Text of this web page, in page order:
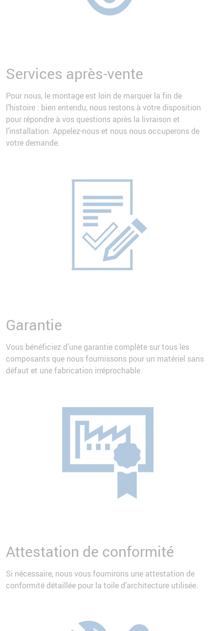
Services après-vente
Pour nous, le montage est loin de marquer la fin de
l’histoire : bien entendu, nous restons à votre disposition
pour répondre à vos questions après la livraison et
l’installation. Appelez-nous et nous nous occuperons de
votre demande.
Garantie
Vous bénéficiez d’une garantie complète sur tous les
composants que nous fournissons pour un matériel sans
défaut et une fabrication irréprochable.
Attestation de conformité
Si nécessaire, nous vous fournirons une attestation de
conformité détaillée pour la toile d’architecture utilisée.